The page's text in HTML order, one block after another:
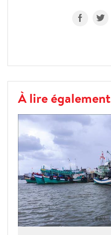
À lire également